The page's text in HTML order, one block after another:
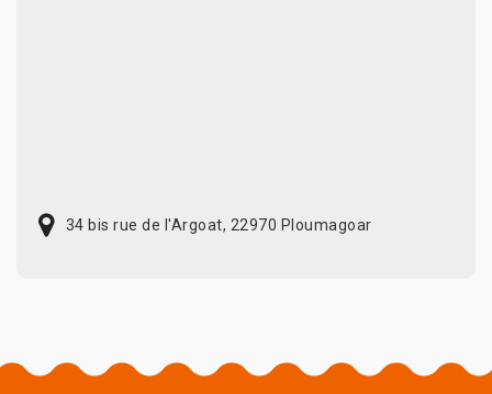
34 bis rue de l'Argoat, 22970 Ploumagoar